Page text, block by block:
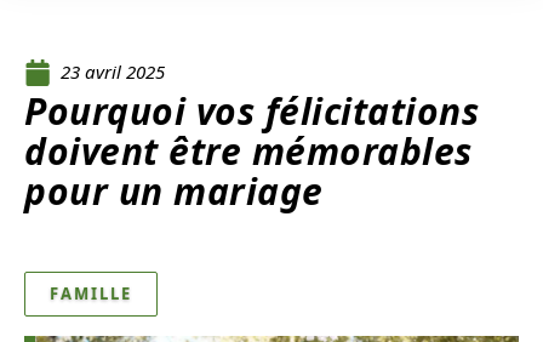
23 avril 2025
Pourquoi vos félicitations
doivent être mémorables
pour un mariage
FAMILLE